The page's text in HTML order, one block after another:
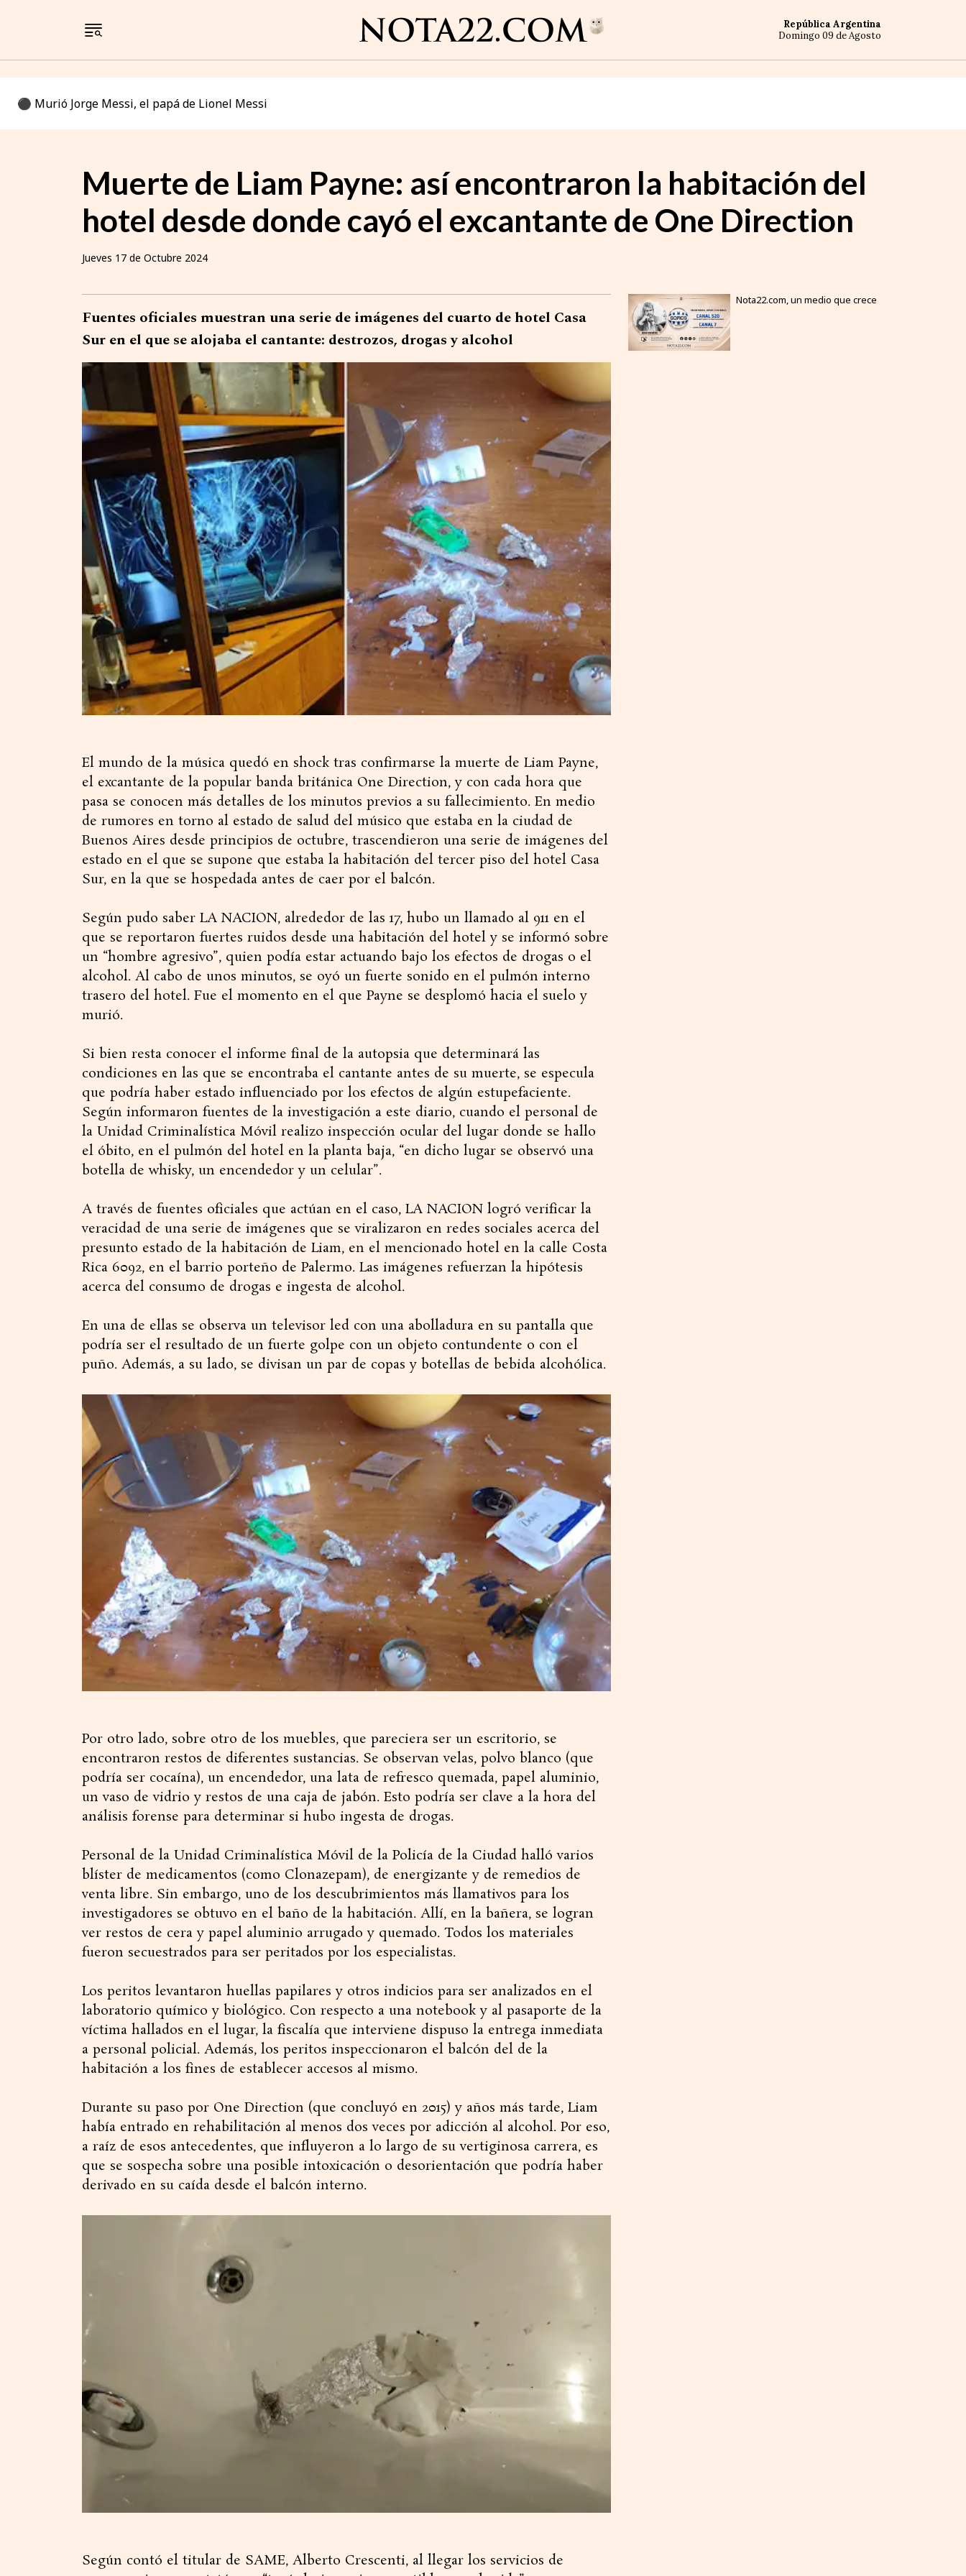
República Argentina
Domingo 09 de Agosto
⚫️ Murió Jorge Messi, el papá de Lionel Messi
Muerte de Liam Payne: así encontraron la habitación del
hotel desde donde cayó el excantante de One Direction
Jueves 17 de Octubre 2024
Fuentes oficiales muestran una serie de imágenes del cuarto de hotel Casa
Sur en el que se alojaba el cantante: destrozos, drogas y alcohol
El mundo de la música quedó en shock tras confirmarse la muerte de Liam Payne,
el excantante de la popular banda británica One Direction, y con cada hora que
pasa se conocen más detalles de los minutos previos a su fallecimiento. En medio
de rumores en torno al estado de salud del músico que estaba en la ciudad de
Buenos Aires desde principios de octubre, trascendieron una serie de imágenes del
estado en el que se supone que estaba la habitación del tercer piso del hotel Casa
Sur, en la que se hospedada antes de caer por el balcón.
Según pudo saber LA NACION, alrededor de las 17, hubo un llamado al 911 en el
que se reportaron fuertes ruidos desde una habitación del hotel y se informó sobre
un “hombre agresivo”, quien podía estar actuando bajo los efectos de drogas o el
alcohol. Al cabo de unos minutos, se oyó un fuerte sonido en el pulmón interno
trasero del hotel. Fue el momento en el que Payne se desplomó hacia el suelo y
murió.
Si bien resta conocer el informe final de la autopsia que determinará las
condiciones en las que se encontraba el cantante antes de su muerte, se especula
que podría haber estado influenciado por los efectos de algún estupefaciente.
Según informaron fuentes de la investigación a este diario, cuando el personal de
la Unidad Criminalística Móvil realizo inspección ocular del lugar donde se hallo
el óbito, en el pulmón del hotel en la planta baja, “en dicho lugar se observó una
botella de whisky, un encendedor y un celular”.
A través de fuentes oficiales que actúan en el caso, LA NACION logró verificar la
veracidad de una serie de imágenes que se viralizaron en redes sociales acerca del
presunto estado de la habitación de Liam, en el mencionado hotel en la calle Costa
Rica 6092, en el barrio porteño de Palermo. Las imágenes refuerzan la hipótesis
acerca del consumo de drogas e ingesta de alcohol.
En una de ellas se observa un televisor led con una abolladura en su pantalla que
podría ser el resultado de un fuerte golpe con un objeto contundente o con el
puño. Además, a su lado, se divisan un par de copas y botellas de bebida alcohólica.
Por otro lado, sobre otro de los muebles, que pareciera ser un escritorio, se
encontraron restos de diferentes sustancias. Se observan velas, polvo blanco (que
podría ser cocaína), un encendedor, una lata de refresco quemada, papel aluminio,
un vaso de vidrio y restos de una caja de jabón. Esto podría ser clave a la hora del
análisis forense para determinar si hubo ingesta de drogas.
Personal de la Unidad Criminalística Móvil de la Policía de la Ciudad halló varios
blíster de medicamentos (como Clonazepam), de energizante y de remedios de
venta libre. Sin embargo, uno de los descubrimientos más llamativos para los
investigadores se obtuvo en el baño de la habitación. Allí, en la bañera, se logran
ver restos de cera y papel aluminio arrugado y quemado. Todos los materiales
fueron secuestrados para ser peritados por los especialistas.
Los peritos levantaron huellas papilares y otros indicios para ser analizados en el
laboratorio químico y biológico. Con respecto a una notebook y al pasaporte de la
víctima hallados en el lugar, la fiscalía que interviene dispuso la entrega inmediata
a personal policial. Además, los peritos inspeccionaron el balcón del de la
habitación a los fines de establecer accesos al mismo.
Durante su paso por One Direction (que concluyó en 2015) y años más tarde, Liam
había entrado en rehabilitación al menos dos veces por adicción al alcohol. Por eso,
a raíz de esos antecedentes, que influyeron a lo largo de su vertiginosa carrera, es
que se sospecha sobre una posible intoxicación o desorientación que podría haber
derivado en su caída desde el balcón interno.
Según contó el titular de SAME, Alberto Crescenti, al llegar los servicios de
Nota22.com, un medio que crece